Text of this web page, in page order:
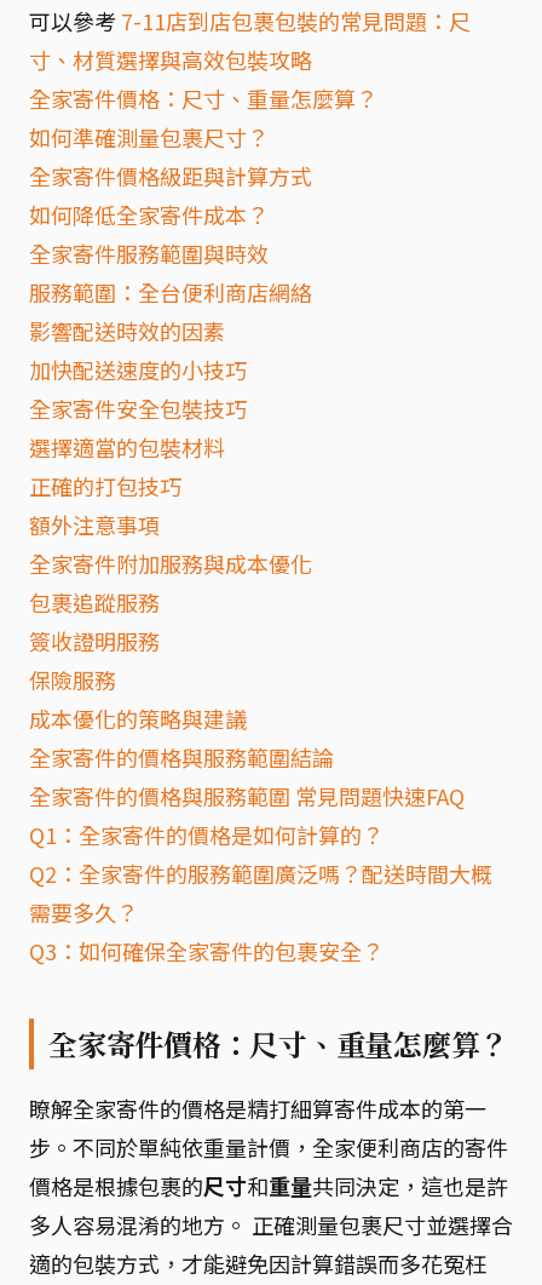
可以參考 7-11店到店包裹包裝的常見問題：尺
寸、材質選擇與高效包裝攻略
全家寄件價格：尺寸、重量怎麼算？
如何準確測量包裹尺寸？
全家寄件價格級距與計算方式
如何降低全家寄件成本？
全家寄件服務範圍與時效
服務範圍：全台便利商店網絡
影響配送時效的因素
加快配送速度的小技巧
全家寄件安全包裝技巧
選擇適當的包裝材料
正確的打包技巧
額外注意事項
全家寄件附加服務與成本優化
包裹追蹤服務
簽收證明服務
保險服務
成本優化的策略與建議
全家寄件的價格與服務範圍結論
全家寄件的價格與服務範圍 常見問題快速FAQ
Q1：全家寄件的價格是如何計算的？
Q2：全家寄件的服務範圍廣泛嗎？配送時間大概
需要多久？
Q3：如何確保全家寄件的包裹安全？
全家寄件價格：尺寸、重量怎麼算？
瞭解全家寄件的價格是精打細算寄件成本的第一
步。不同於單純依重量計價，全家便利商店的寄件
價格是根據包裹的尺寸和重量共同決定，這也是許
多人容易混淆的地方。 正確測量包裹尺寸並選擇合
適的包裝方式，才能避免因計算錯誤而多花冤枉